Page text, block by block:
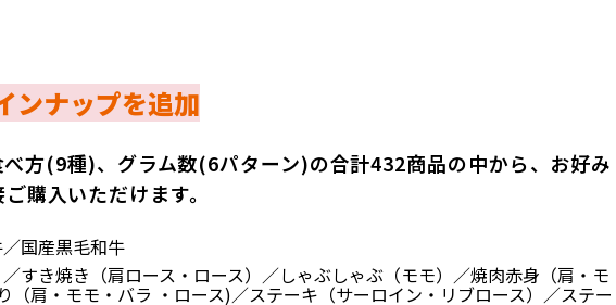
ンナップを追加
方(9種)、グラム数(6パターン)の合計432商品の中から、お好み
購入いただけます。
国産黒毛和牛
すき焼き（肩ロース・ロース）／しゃぶしゃぶ（モモ）／焼肉赤身（肩・モ
（肩・モモ・バラ ・ロース)／ステーキ（サーロイン・リブロース）／ステー